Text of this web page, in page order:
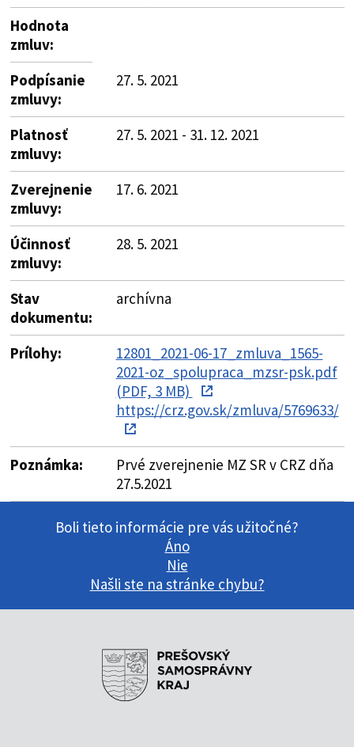
Hodnota
zmluv:
Podpísanie
zmluvy:
27. 5. 2021
Platnosť
zmluvy:
27. 5. 2021 - 31. 12. 2021
Zverejnenie
zmluvy:
17. 6. 2021
Účinnosť
zmluvy:
28. 5. 2021
Stav
dokumentu:
archívna
Prílohy:
12801_2021-06-17_zmluva_1565-
2021-oz_spolupraca_mzsr-psk.pdf
(PDF, 3 MB)
https://crz.gov.sk/zmluva/5769633/
Poznámka:
Prvé zverejnenie MZ SR v CRZ dňa
27.5.2021
Boli tieto informácie pre vás užitočné?
Áno
Nie
Našli ste na stránke chybu?